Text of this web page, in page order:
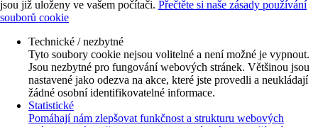
jsou již uloženy ve vašem počítači. Přečtěte si naše zásady používání
souborů cookie
Technické / nezbytné
Tyto soubory cookie nejsou volitelné a není možné je vypnout.
Jsou nezbytné pro fungování webových stránek. Většinou jsou
nastavené jako odezva na akce, které jste provedli a neukládají
žádné osobní identifikovatelné informace.
Statistické
Pomáhají nám zlepšovat funkčnost a strukturu webových